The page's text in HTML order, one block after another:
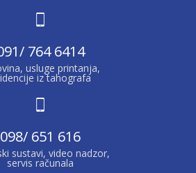
764 6414
usluge printanja,
iz tahografa
098/ 651 616
sustavi, video nadzor,
servis računala